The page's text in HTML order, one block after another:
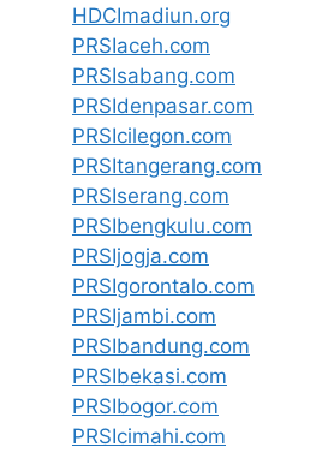
HDCImadiun.org
PRSIaceh.com
PRSIsabang.com
PRSIdenpasar.com
PRSIcilegon.com
PRSItangerang.com
PRSIserang.com
PRSIbengkulu.com
PRSIjogja.com
PRSIgorontalo.com
PRSIjambi.com
PRSIbandung.com
PRSIbekasi.com
PRSIbogor.com
PRSIcimahi.com